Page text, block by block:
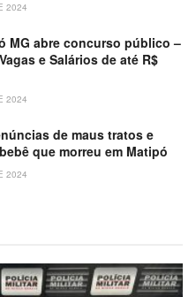
2024
MG abre concurso público –
e Salários de até R$
2024
de maus tratos e
que morreu em Matipó
2024